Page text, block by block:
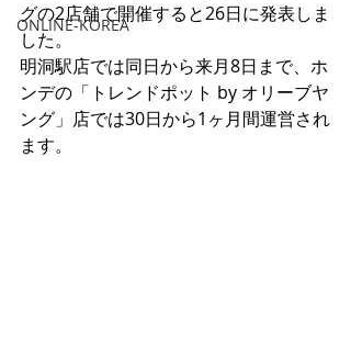
ONLINE-KOREA
グの2店舗で開催すると26日に発表しま
した。
明洞駅店では同日から来月8日まで、ホ
ンデの「トレンドポット by オリーブヤ
ング」店では30日から1ヶ月間運営され
ます。